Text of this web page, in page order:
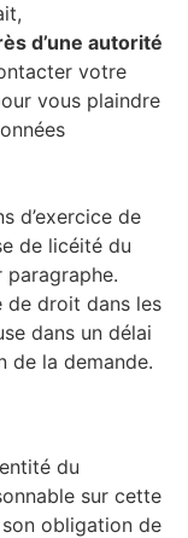
d’une autorité
votre
vous plaindre
d’exercice de
de licéité du
de droit dans les
dans un délai
de la demande.
du
sur cette
obligation de